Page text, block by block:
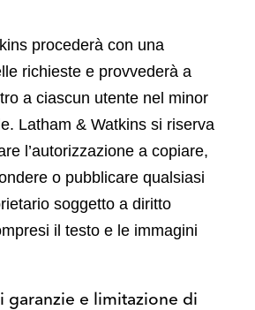
procederà con una
richieste e provvederà a
a ciascun utente nel minor
Latham & Watkins si riserva
l’autorizzazione a copiare,
o pubblicare qualsiasi
soggetto a diritto
il testo e le immagini
garanzie e limitazione di